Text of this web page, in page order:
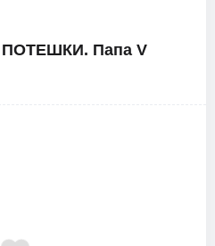
ПОТЕШКИ. Папа V